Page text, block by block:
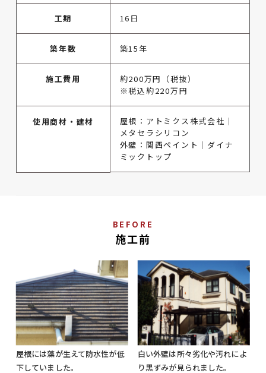
工期 16日
築年数 築15年
施工費用
約200万円（税抜）
※税込約220万円
使用商材・建材
屋根：アトミクス株式会社│
メタセラシリコン
外壁：関西ペイント│ダイナ
ミックトップ
BEFORE
施工前
屋根には藻が生えて防水性が低
下していました。
白い外壁は所々劣化や汚れによ
り黒ずみが見られました。